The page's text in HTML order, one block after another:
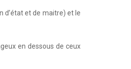
d’état et de maitre) et le
en dessous de ceux